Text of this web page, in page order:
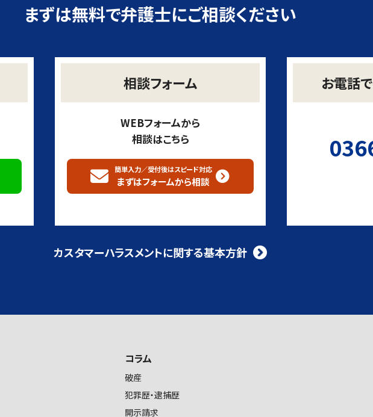
まずは無料で弁護士にご相談ください
相談フォーム
WEBフォームから
相談はこちら
簡単入力／受付後はスピード対応
まずはフォームから相談
お電話
カスタマーハラスメントに関する基本方針
コラム
破産
犯罪歴・逮捕歴
開示請求